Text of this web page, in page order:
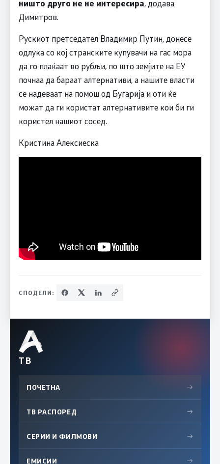
ништо друго не не интересира, додава
Димитров.
Рускиот претседател Владимир Путин, донесе
одлука со кој странските купувачи на гас мора
да го плаќаат во рубљи, по што земјите на ЕУ
почнаа да бараат алтернативи, а нашите власти
се надеваат на помош од Бугарија и оти ќе
можат да ги користат алтернативите кои би ги
користел нашиот сосед.
Кристина Алексиеска
СПОДЕЛИ:
ТВ
ПОЧЕТНА →
ТВ РАСПОРЕД →
СЕРИИ И ФИЛМОВИ →
ЕМИСИИ →